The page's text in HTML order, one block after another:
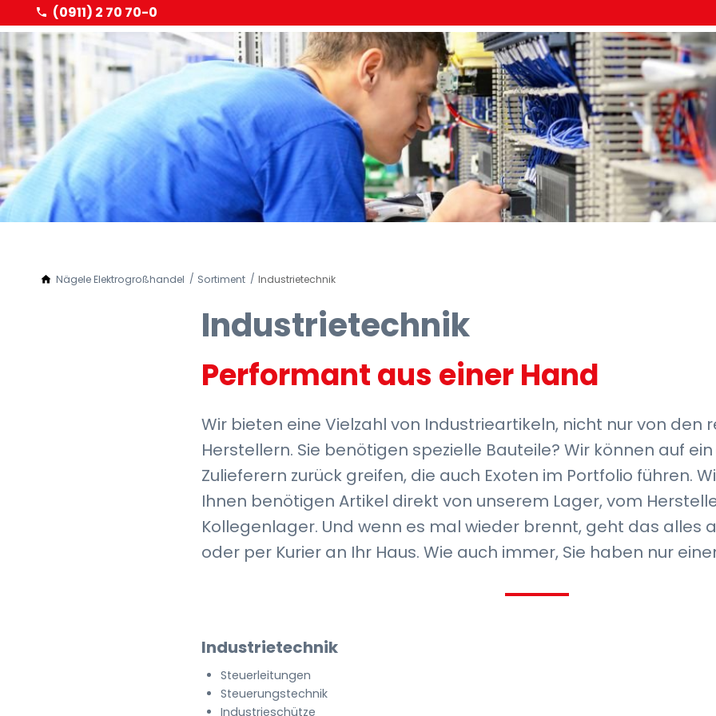
(0911) 2 70 70-0
Nägele Elektrogroßhandel Sortiment Industrietechnik
Industrietechnik
Performant aus einer Hand
Wir bieten eine Vielzahl von Industrieartikeln, nicht nur von den
Herstellern. Sie benötigen spezielle Bauteile? Wir können auf
Zulieferern zurück greifen, die auch Exoten im Portfolio führen.
Ihnen benötigen Artikel direkt von unserem Lager, vom
Kollegenlager. Und wenn es mal wieder brennt, geht das alles
oder per Kurier an Ihr Haus. Wie auch immer, Sie haben nur
Industrietechnik
Steuerleitungen
Steuerungstechnik
Industrieschütze